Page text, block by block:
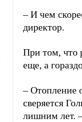
– И чем
директор.
При том, что
еще, а
– Отопление
сверяется
лишним лет.